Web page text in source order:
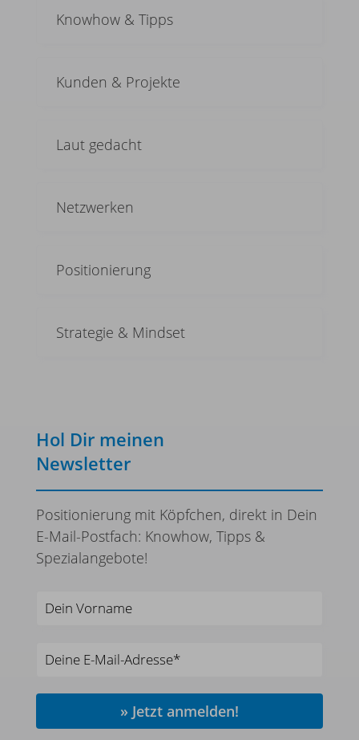
Knowhow & Tipps
Kunden & Projekte
Laut gedacht
Netzwerken
Positionierung
Strategie & Mindset
Hol Dir meinen
Newsletter
Positionierung mit Köpfchen, direkt in Dein
E-Mail-Postfach: Knowhow, Tipps &
Spezialangebote!
» Jetzt anmelden!